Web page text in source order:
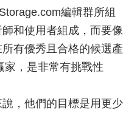
編輯群所組
和使用者組成，而要像
有優秀且合格的候選產
家，是非常有挑戰性
，他們的目標是用更少